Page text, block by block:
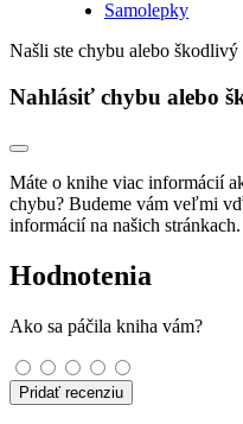
Samolepky
Našli ste chybu alebo škodlivý
Nahlásiť chybu alebo
Máte o knihe viac informácií
chybu? Budeme vám veľmi
informácií na našich stránkach.
Hodnotenia
Ako sa páčila kniha vám?
Pridať recenziu